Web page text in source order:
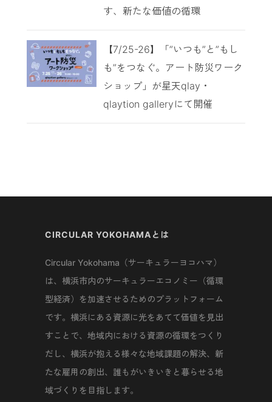
す、新たな価値の循環
【7/25-26】「”いつも”と”もし
も”をつなぐ。アート防災ワーク
ショップ」が星天qlay・
qlaytion galleryにて開催
CIRCULAR YOKOHAMAとは
Circular Yokohama（サーキュラーヨコハマ）
は、横浜市内のサーキュラーエコノミー（循環
型経済）を加速させるためのプラットフォーム
です。横浜にある資源に光をあてて価値を見出
すことで、地域内における資源の循環をつくり
だし、横浜が抱える様々な地域課題の解決、新
たな雇用の創出、誰もがいきいきと暮らせる地
域づくりを目指します。